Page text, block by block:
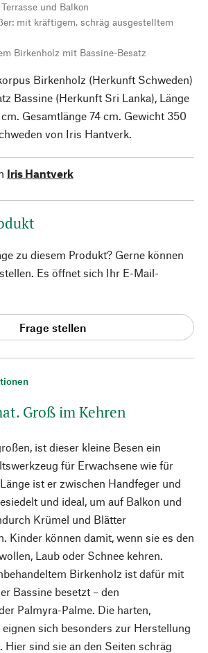
Groß im Kehren
ist dieser kleine Besen ein
für Erwachsene wie für
ist er zwischen Handfeger und
und ideal, um auf Balkon und
Krümel und Blätter
Kinder können damit, wenn sie es den
Laub oder Schnee kehren.
Birkenholz ist dafür mit
Bassine besetzt – den
Palmyra-Palme. Die harten,
eignen sich besonders zur Herstellung
Hier sind sie an den Seiten schräg
und Balkon
mit kräftigem, schräg ausgestelltem
Birkenholz mit Bassine-Besatz
Birkenholz (Herkunft Schweden)
Bassine (Herkunft Sri Lanka), Länge
Gesamtlänge 74 cm. Gewicht 350
von Iris Hantverk.
Iris Hantverk
zu diesem Produkt? Gerne können
Es öffnet sich Ihr E-Mail-
Frage stellen